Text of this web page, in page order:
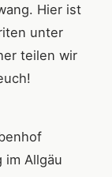
Hier ist
unter
teilen wir
im Allgäu